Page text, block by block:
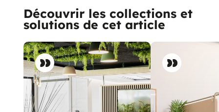
Découvrir les collections et
solutions de cet article